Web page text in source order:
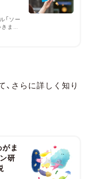
「ソー
ま
害の
害や
、さらに詳しく知り
がま
研